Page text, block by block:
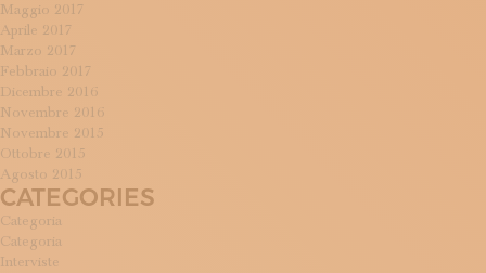
Maggio 2017
Aprile 2017
Marzo 2017
Febbraio 2017
Dicembre 2016
Novembre 2016
Novembre 2015
Ottobre 2015
Agosto 2015
CATEGORIES
Categoria
Categoria
Interviste